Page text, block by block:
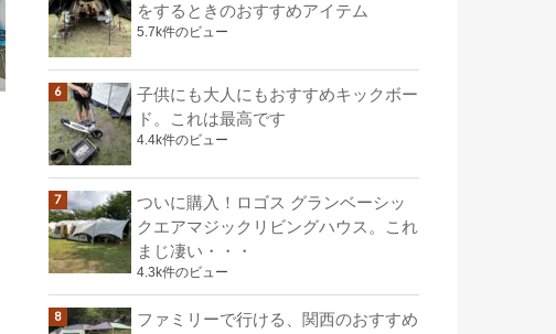
をするときのおすすめアイテム
5.7k件のビュー
子供にも大人にもおすすめキックボー
ド。これは最高です
4.4k件のビュー
ついに購入！ロゴス グランベーシッ
クエアマジックリビングハウス。これ
まじ凄い・・・
4.3k件のビュー
ファミリーで行ける、関西のおすすめ